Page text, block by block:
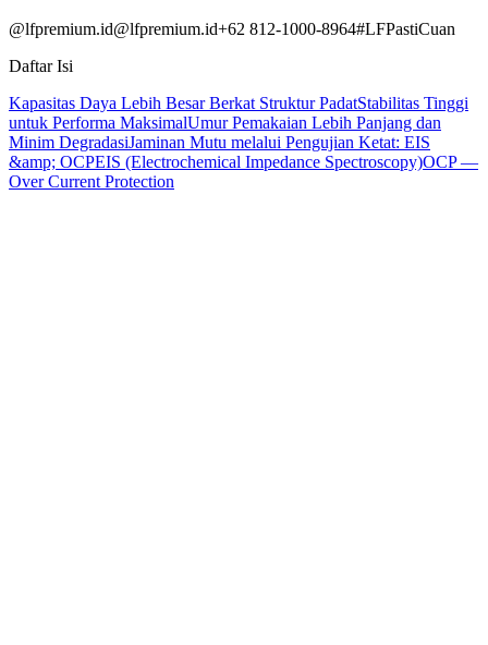
@lfpremium.id@lfpremium.id+62 812-1000-8964#LFPastiCuan
Daftar Isi
Kapasitas Daya Lebih Besar Berkat Struktur PadatStabilitas Tinggi
untuk Performa MaksimalUmur Pemakaian Lebih Panjang dan
Minim DegradasiJaminan Mutu melalui Pengujian Ketat: EIS
&amp; OCPEIS (Electrochemical Impedance Spectroscopy)OCP —
Over Current Protection